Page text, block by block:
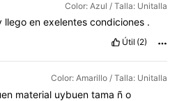
Color: Azul / Talla: Unitalla
llego en exelentes condiciones .
Útil (2)
Color: Amarillo / Talla: Unitalla
material uybuen tama ñ o